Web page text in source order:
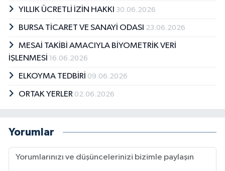
YILLIK ÜCRETLİ İZİN HAKKI 30.06.2026
BURSA TİCARET VE SANAYİ ODASI 23.06.2026
MESAİ TAKİBİ AMACIYLA BİYOMETRİK VERİ
İŞLENMESİ 16.06.2026
ELKOYMA TEDBİRİ 09.06.2026
ORTAK YERLER 02.06.2026
Yorumlar